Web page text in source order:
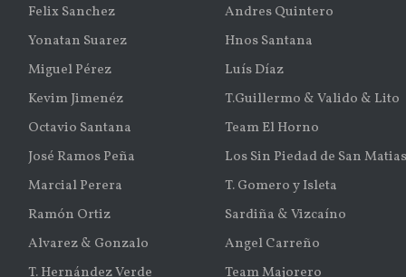
Felix Sanchez
Andres Quintero
Yonatan Suarez
Hnos Santana
Miguel Pérez
Luís Díaz
Kevim Jimenéz
T.Guillermo & Valido & Lito
Octavio Santana
Team El Horno
José Ramos Peña
Los Sin Piedad de San Matias
Marcial Perera
T. Gomero y Isleta
Ramón Ortiz
Sardiña & Vizcaíno
Alvarez & Gonzalo
Angel Carreño
T. Hernández Verde
Team Majorero